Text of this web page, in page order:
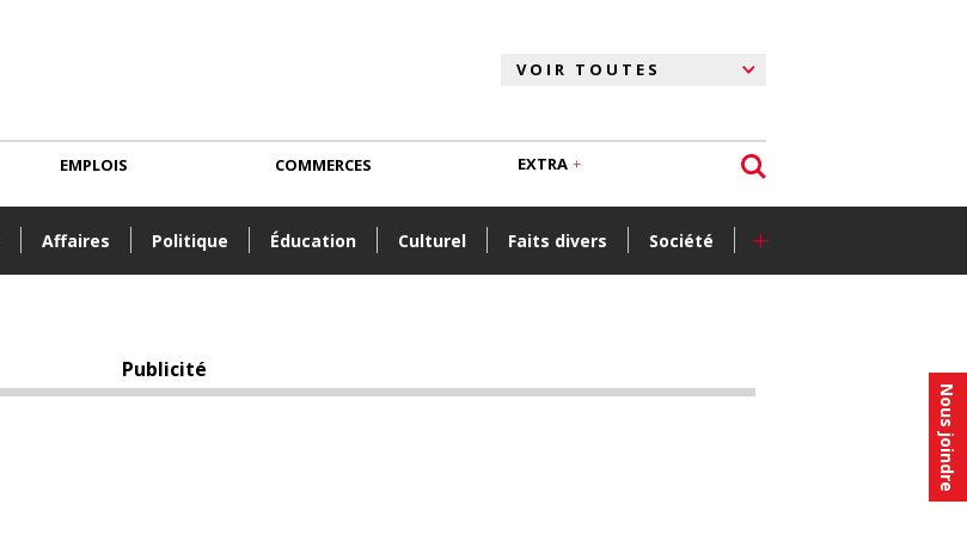
Nous joindre
Affaires Politique Éducation Culturel Faits divers Société +
EMPLOIS COMMERCES EXTRA
Publicité